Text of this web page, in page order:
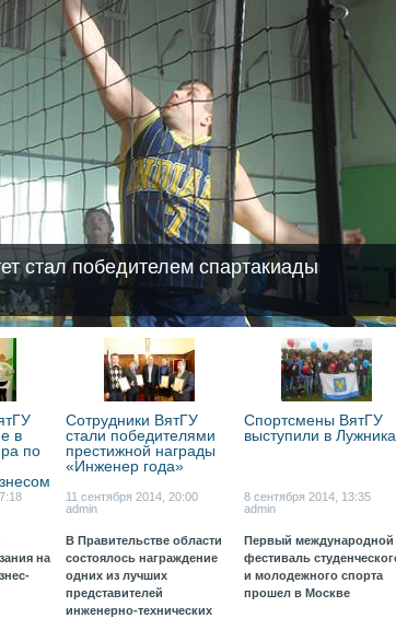
стал победителем спартакиады
в
по
на
Сотрудники ВятГУ
стали победителями
престижной награды
«Инженер года»
11 сентября 2014, 20:00
admin
В Правительстве области
состоялось награждение
одних из лучших
представителей
инженерно-технических
Спортсмены ВятГУ
выступили в
8 сентября 2014, 13:35
admin
Первый международной
фестиваль
и молодежного спорта
прошел в Москве